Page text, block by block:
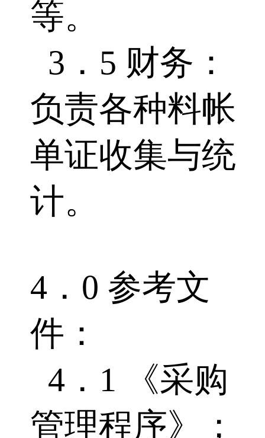
等。
3．5 财务：
负责各种料帐
单证收集与统
计。
4．0 参考文
件：
4．1 《采购
管理程序》；